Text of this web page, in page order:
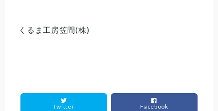
くるま工房笠間(株)
Twitter Facebook